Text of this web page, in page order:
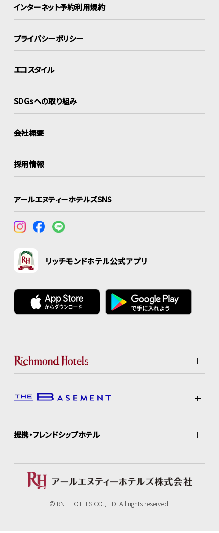
インターネット予約利用規約
プライバシーポリシー
エコスタイル
SDGsへの取り組み
会社概要
採用情報
アールエヌティーホテルズSNS
リッチモンドホテル公式アプリ
提携・フレンドシップホテル
© RNT HOTELS CO.,LTD. All rights reserved.